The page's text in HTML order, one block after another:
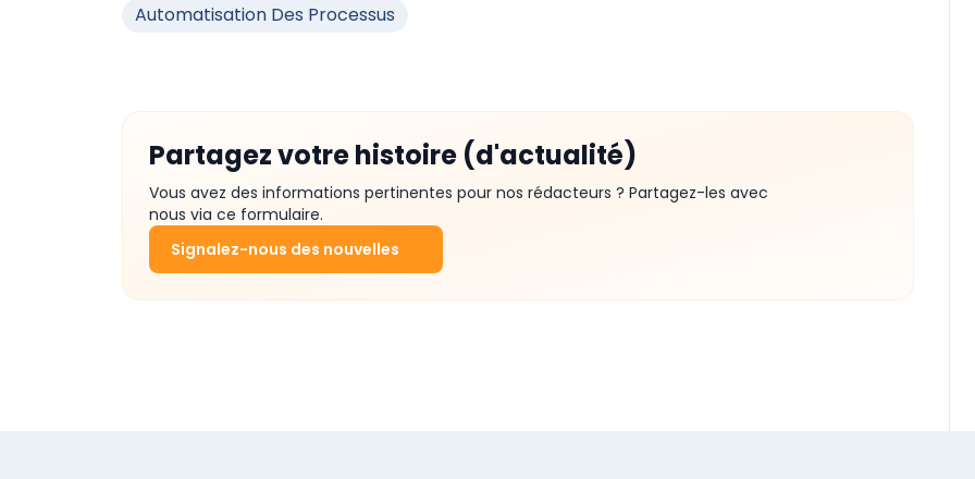
Automatisation Des Processus
Partagez votre histoire (d'actualité)
Vous avez des informations pertinentes pour nos rédacteurs ? Partagez-les avec
nous via ce formulaire.
Signalez-nous des nouvelles